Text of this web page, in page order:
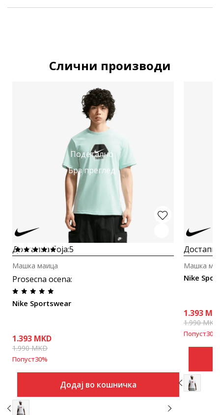
Слични производи
Подетално
Брз преглед
Достапна боја:5
Prosecna ocena:
Nike Sportswear
Машка маица
1.393 MKD
1.990MKD
Попуст30%
Додај во кошничка
Nike
Машка
1.393
1.990MKD
Попуст30